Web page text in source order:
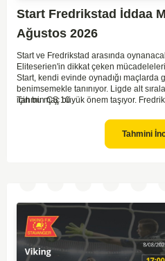
Start Fredrikstad İddaa
Ağustos 2026
Start ve Fredrikstad arasında
Eliteserien'in dikkat çeken
Start, kendi evinde oynadığı maçlarda
benimsemekle tanınıyor. Ligde alt
için bu maç büyük önem taşıyor.
mücadelede zorluk çıkartabilir. Maçın
her iki takımın da sonuca gitmeye
Tahmin ÇŞ 10
Tahmini